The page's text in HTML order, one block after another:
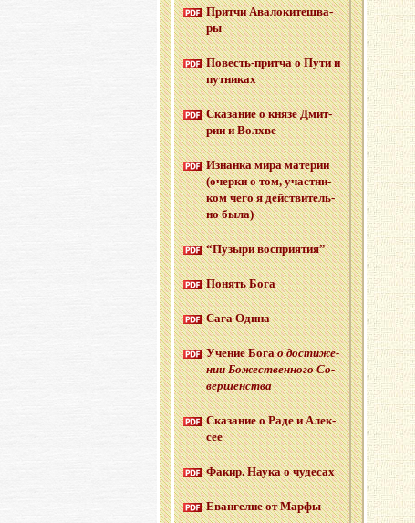
Прит­чи Ава­ло­ки­те­шва­
ры
По­весть-прит­ча о Пути и
пут­ни­ках
Ска­за­ние о князе Дмит­
рии и Волх­ве
Из­нан­ка мира ма­те­рии
(очер­ки о том, участ­ни­
ком чего я дей­стви­тель­
но была)
“Пу­зы­ри вос­при­я­тия”
По­нять Бога
Сага Одина
Уче­ние Богао до­сти­же­
нии Бо­же­ствен­но­го Со­
вер­шен­ства
Ска­за­ние о Раде и Алек­
сее
Факир. Наука о чу­де­сах
Еван­ге­лие от Марфы